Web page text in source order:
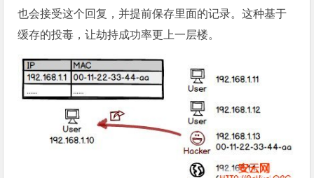
也会接受这个回复，并提前保存里面的记录。这种基于
缓存的投毒，让劫持成功率更上一层楼。